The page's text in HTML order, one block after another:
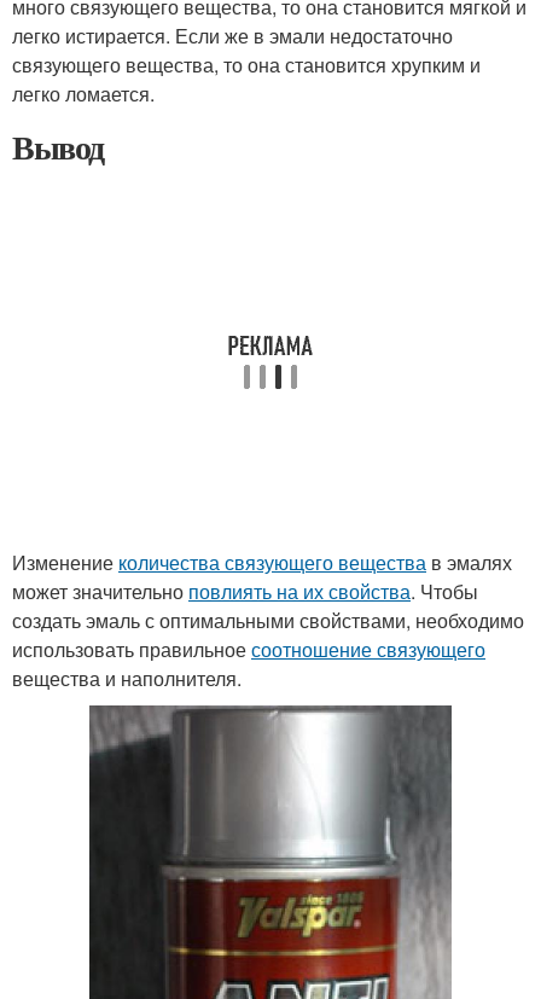
много связующего вещества, то она становится мягкой и
легко истирается. Если же в эмали недостаточно
связующего вещества, то она становится хрупким и
легко ломается.
Вывод
Изменение количества связующего вещества в эмалях
может значительно повлиять на их свойства. Чтобы
создать эмаль с оптимальными свойствами, необходимо
использовать правильноесоотношение связующего
вещества и наполнителя.